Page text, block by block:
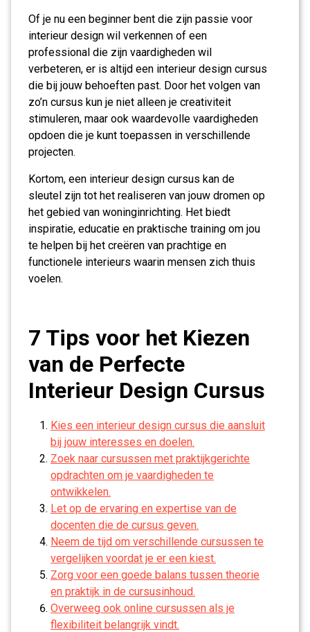
Of je nu een beginner bent die zijn passie voor
interieur design wil verkennen of een
professional die zijn vaardigheden wil
verbeteren, er is altijd een interieur design cursus
die bij jouw behoeften past. Door het volgen van
zo’n cursus kun je niet alleen je creativiteit
stimuleren, maar ook waardevolle vaardigheden
opdoen die je kunt toepassen in verschillende
projecten.
Kortom, een interieur design cursus kan de
sleutel zijn tot het realiseren van jouw dromen op
het gebied van woninginrichting. Het biedt
inspiratie, educatie en praktische training om jou
te helpen bij het creëren van prachtige en
functionele interieurs waarin mensen zich thuis
voelen.
7 Tips voor het Kiezen
van de Perfecte
Interieur Design Cursus
Kies een interieur design cursus die aansluit
bij jouw interesses en doelen.
Zoek naar cursussen met praktijkgerichte
opdrachten om je vaardigheden te
ontwikkelen.
Let op de ervaring en expertise van de
docenten die de cursus geven.
Neem de tijd om verschillende cursussen te
vergelijken voordat je er een kiest.
Zorg voor een goede balans tussen theorie
en praktijk in de cursusinhoud.
Overweeg ook online cursussen als je
flexibiliteit belangrijk vindt.